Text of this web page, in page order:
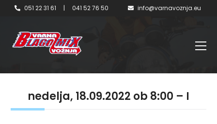
051 22 31 61 | 041 52 76 50 info@varnavoznja.eu
nedelja, 18.09.2022 ob 8:00 – I